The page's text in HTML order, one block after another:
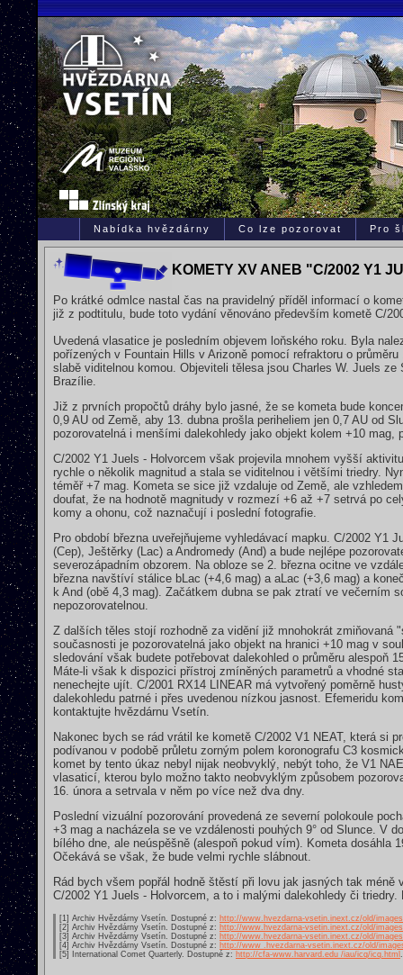
Nabídka hvězdárny Co lze pozorovat Pro
KOMETY XV ANEB "C/2002 Y1
Po krátké odmlce nastal čas na pravidelný příděl informací o
již z podtitulu, bude toto vydání věnováno především kometě C/
Uvedená vlasatice je posledním objevem loňského roku. Byla
pořízených v Fountain Hills v Arizoně pomocí refraktoru o
slabě viditelnou komou. Objeviteli tělesa jsou Charles W. Juels
Brazílie.
Již z prvních propočtů dráhy bylo jasné, že se kometa bude
0,9 AU od Země, aby 13. dubna prošla periheliem jen 0,7 AU od
pozorovatelná i menšími dalekohledy jako objekt kolem +10
C/2002 Y1 Juels - Holvorcem však projevila mnohem vyšší
rychle o několik magnitud a stala se viditelnou i většími triedry.
téměř +7 mag. Kometa se sice již vzdaluje od Země, ale
doufat, že na hodnotě magnitudy v rozmezí +6 až +7 setrvá po
komy a ohonu, což naznačují i poslední fotografie.
Pro období března uveřejňujeme vyhledávací mapku. C/2002 Y1
(Cep), Ještěrky (Lac) a Andromedy (And) a bude nejlépe
severozápadním obzorem. Na obloze se 2. března ocitne ve
března navštíví stálice bLac (+4,6 mag) a aLac (+3,6 mag) a
k And (obě 4,3 mag). Začátkem dubna se pak ztratí ve večerním
nepozorovatelnou.
Z dalších těles stojí rozhodně za vidění již mnohokrát zmiňovaná
současnosti je pozorovatelná jako objekt na hranici +10 mag v
sledování však budete potřebovat dalekohled o průměru alespoň
Máte-li však k dispozici přístroj zmíněných parametrů a vhodné
nenechejte ujít. C/2001 RX14 LINEAR má vytvořený poměrně
dalekohledu patrné i přes uvedenou nízkou jasnost. Efemeridu
kontaktujte hvězdárnu Vsetín.
Nakonec bych se rád vrátil ke kometě C/2002 V1 NEAT, která si
podívanou v podobě průletu zorným polem koronografu C3
komet by tento úkaz nebyl nijak neobvyklý, nebýt toho, že V1
vlasaticí, kterou bylo možno takto neobvyklým způsobem
16. února a setrvala v něm po více než dva dny.
Poslední vizuální pozorování provedená ze severní polokoule
+3 mag a nacházela se ve vzdálenosti pouhých 9° od Slunce. V
bílého dne, ale neúspěšně (alespoň pokud vím). Kometa
Očekává se však, že bude velmi rychle slábnout.
Rád bych všem popřál hodně štěstí při lovu jak jasných tak
C/2002 Y1 Juels - Holvorcem, a to i malými dalekohledy či
[1] Archiv Hvězdárny Vsetín. Dostupné z: http://www.hvezdarna-vsetin.inext.cz/old/
[2] Archiv Hvězdárny Vsetín. Dostupné z: http://www.hvezdarna-vsetin.inext.cz/old/
[3] Archiv Hvězdárny Vsetín. Dostupné z: http://www.hvezdarna-vsetin.inext.cz/old/
[4] Archiv Hvězdárny Vsetín. Dostupné z: http://www .hvezdarna-vsetin.inext.cz/old/
[5] International Comet Quarterly. Dostupné z: http://cfa-www.harvard.edu /iau/icq/icq.html